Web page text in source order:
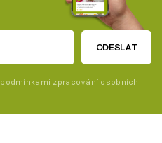
ODESLAT
podmínkami zpracování osobních